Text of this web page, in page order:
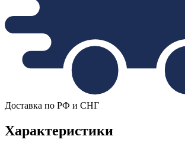
Доставка по РФ и СНГ
Характеристики